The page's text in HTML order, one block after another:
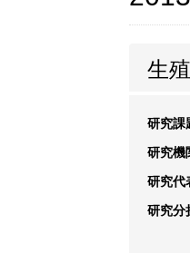
生
研究課
研究機
研究代
研究分